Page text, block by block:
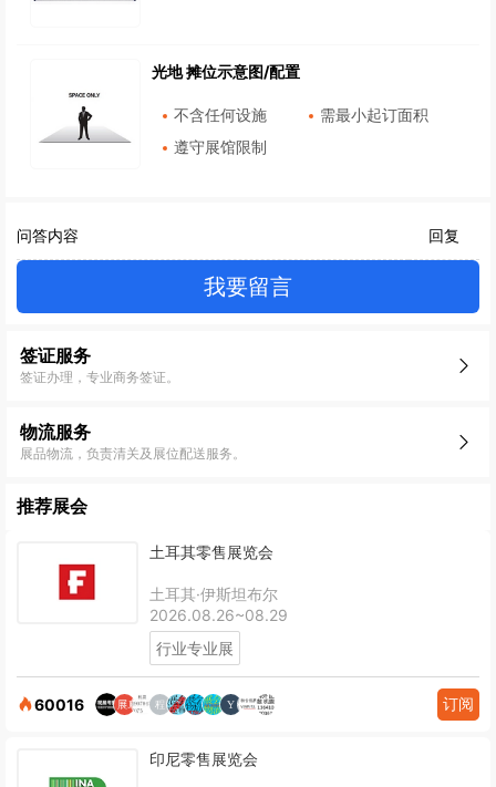
光地 摊位示意图/配置
不含任何设施
需最小起订面积
遵守展馆限制
问答内容 回复
我要留言
签证服务
签证办理，专业商务签证。
物流服务
展品物流，负责清关及展位配送服务。
推荐展会
土耳其零售展览会
土耳其·伊斯坦布尔
2026.08.26~08.29
行业专业展
60016 订阅
印尼零售展览会